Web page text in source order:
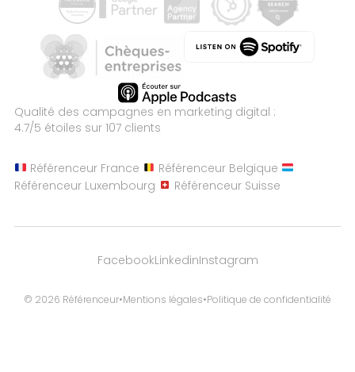
Qualité des campagnes en marketing digital :
4.7/5 étoiles sur 107 clients
Référenceur France
Référenceur Belgique
Référenceur Luxembourg
Référenceur Suisse
© 2026 Référenceur•Mentions légales•Politique de confidentialité
FacebookLinkedinInstagram